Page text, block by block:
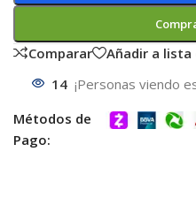
Comparar
Añadir a lista
14 ¡Personas viendo
Métodos de
Pago: